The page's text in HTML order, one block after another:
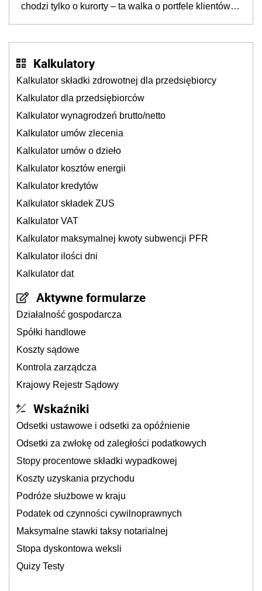
chodzi tylko o kurorty – ta walka o portfele klientów
Kalkulatory
Kalkulator składki zdrowotnej dla przedsiębiorcy
Kalkulator dla przedsiębiorców
Kalkulator wynagrodzeń brutto/netto
Kalkulator umów zlecenia
Kalkulator umów o dzieło
Kalkulator kosztów energii
Kalkulator kredytów
Kalkulator składek ZUS
Kalkulator VAT
Kalkulator maksymalnej kwoty subwencji PFR
Kalkulator ilości dni
Kalkulator dat
Aktywne formularze
Działalność gospodarcza
Spółki handlowe
Koszty sądowe
Kontrola zarządcza
Krajowy Rejestr Sądowy
Wskaźniki
Odsetki ustawowe i odsetki za opóźnienie
Odsetki za zwłokę od zaległości podatkowych
Stopy procentowe składki wypadkowej
Koszty uzyskania przychodu
Podróże służbowe w kraju
Podatek od czynności cywilnoprawnych
Maksymalne stawki taksy notarialnej
Stopa dyskontowa weksli
Quizy Testy